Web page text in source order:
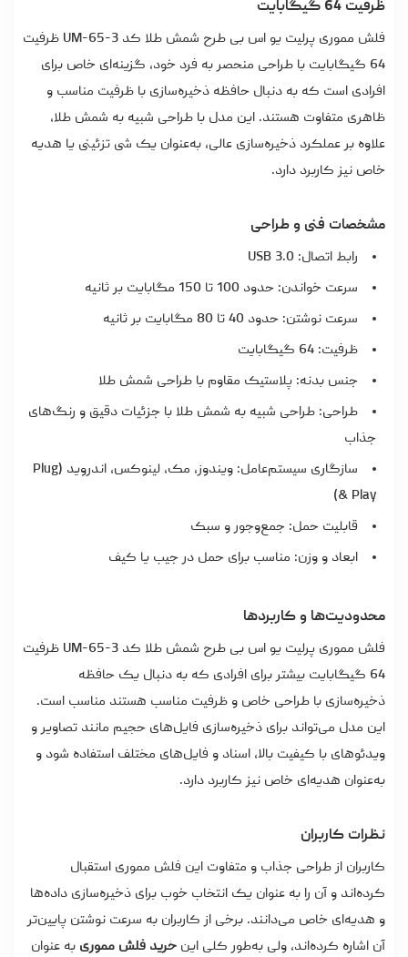
ظرفیت 64 گیگابایت
فلش مموری پرلیت یو اس بی طرح شمش طلا کد UM-65-3 ظرفیت
64 گیگابایت با طراحی منحصر به فرد خود، گزینه‌ای خاص برای
افرادی است که به دنبال حافظه ذخیره‌سازی با ظرفیت مناسب و
ظاهری متفاوت هستند. این مدل با طراحی شبیه به شمش طلا،
علاوه بر عملکرد ذخیره‌سازی عالی، به‌عنوان یک شی تزئینی یا هدیه
خاص نیز کاربرد دارد.
مشخصات فنی و طراحی
رابط اتصال: USB 3.0
سرعت خواندن: حدود 100 تا 150 مگابایت بر ثانیه
سرعت نوشتن: حدود 40 تا 80 مگابایت بر ثانیه
ظرفیت: 64 گیگابایت
جنس بدنه: پلاستیک مقاوم با طراحی شمش طلا
طراحی: طراحی شبیه به شمش طلا با جزئیات دقیق و رنگ‌های
جذاب
سازگاری سیستم‌عامل: ویندوز، مک، لینوکس، اندروید (Plug
& Play)
قابلیت حمل: جمع‌وجور و سبک
ابعاد و وزن: مناسب برای حمل در جیب یا کیف
محدودیت‌ها و کاربردها
فلش مموری پرلیت یو اس بی طرح شمش طلا کد UM-65-3 ظرفیت
64 گیگابایت بیشتر برای افرادی که به دنبال یک حافظه
ذخیره‌سازی با طراحی خاص و ظرفیت مناسب هستند مناسب است.
این مدل می‌تواند برای ذخیره‌سازی فایل‌های حجیم مانند تصاویر و
ویدئوهای با کیفیت بالا، اسناد و فایل‌های مختلف استفاده شود و
به‌عنوان هدیه‌ای خاص نیز کاربرد دارد.
نظرات کاربران
کاربران از طراحی جذاب و متفاوت این فلش مموری استقبال
کرده‌اند و آن را به عنوان یک انتخاب خوب برای ذخیره‌سازی داده‌ها
و هدیه‌ای خاص می‌دانند. برخی از کاربران به سرعت نوشتن پایین‌تر
آن اشاره کرده‌اند، ولی به‌طور کلی این خرید فلش مموری به‌ عنوان